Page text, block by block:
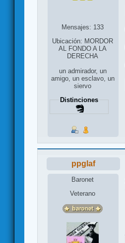
Mensajes: 133
Ubicación: MORDOR
AL FONDO A LA
DERECHA
un admirador, un
amigo, un esclavo, un
siervo
Distinciones
ppglaf
Baronet
Veterano